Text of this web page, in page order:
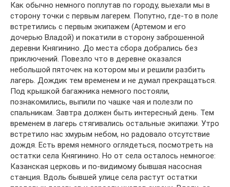
Как обычно немного поплутав по городу, выехали мы в
сторону точки с первым лагерем. Попутно, где-то в поле
встретились с первым экипажем (Артемом и его
дочерью Владой) и покатили в сторону заброшенной
деревни Княгинино. До места сбора добрались без
приключений. Повезло что в деревне оказался
небольшой пяточек на котором мы и решили разбить
лагерь. Дождик тем временем и не думал прекращаться.
Под крышкой багажника немного постояли,
познакомились, выпили по чашке чая и полезли по
спальникам. Завтра должен быть интересный день. Тем
временем в лагерь стягивались остальные экипажи. Утро
встретило нас хмурым небом, но радовало отсутствие
дождя. Есть время немного оглядеться, посмотреть на
остатки села Княгинино. Но от села осталось немногое:
Казанская церковь и по-видимому бывшая насосная
станция. Вдоль бывшей улице села растут остатки